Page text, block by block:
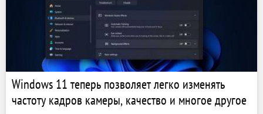
Windows 11 теперь позволяет легко изменять
частоту кадров камеры, качество и многое другое